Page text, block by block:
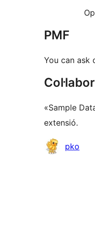
PMF
You can ask
«Sample
extensió.
Col·laboradors
pko